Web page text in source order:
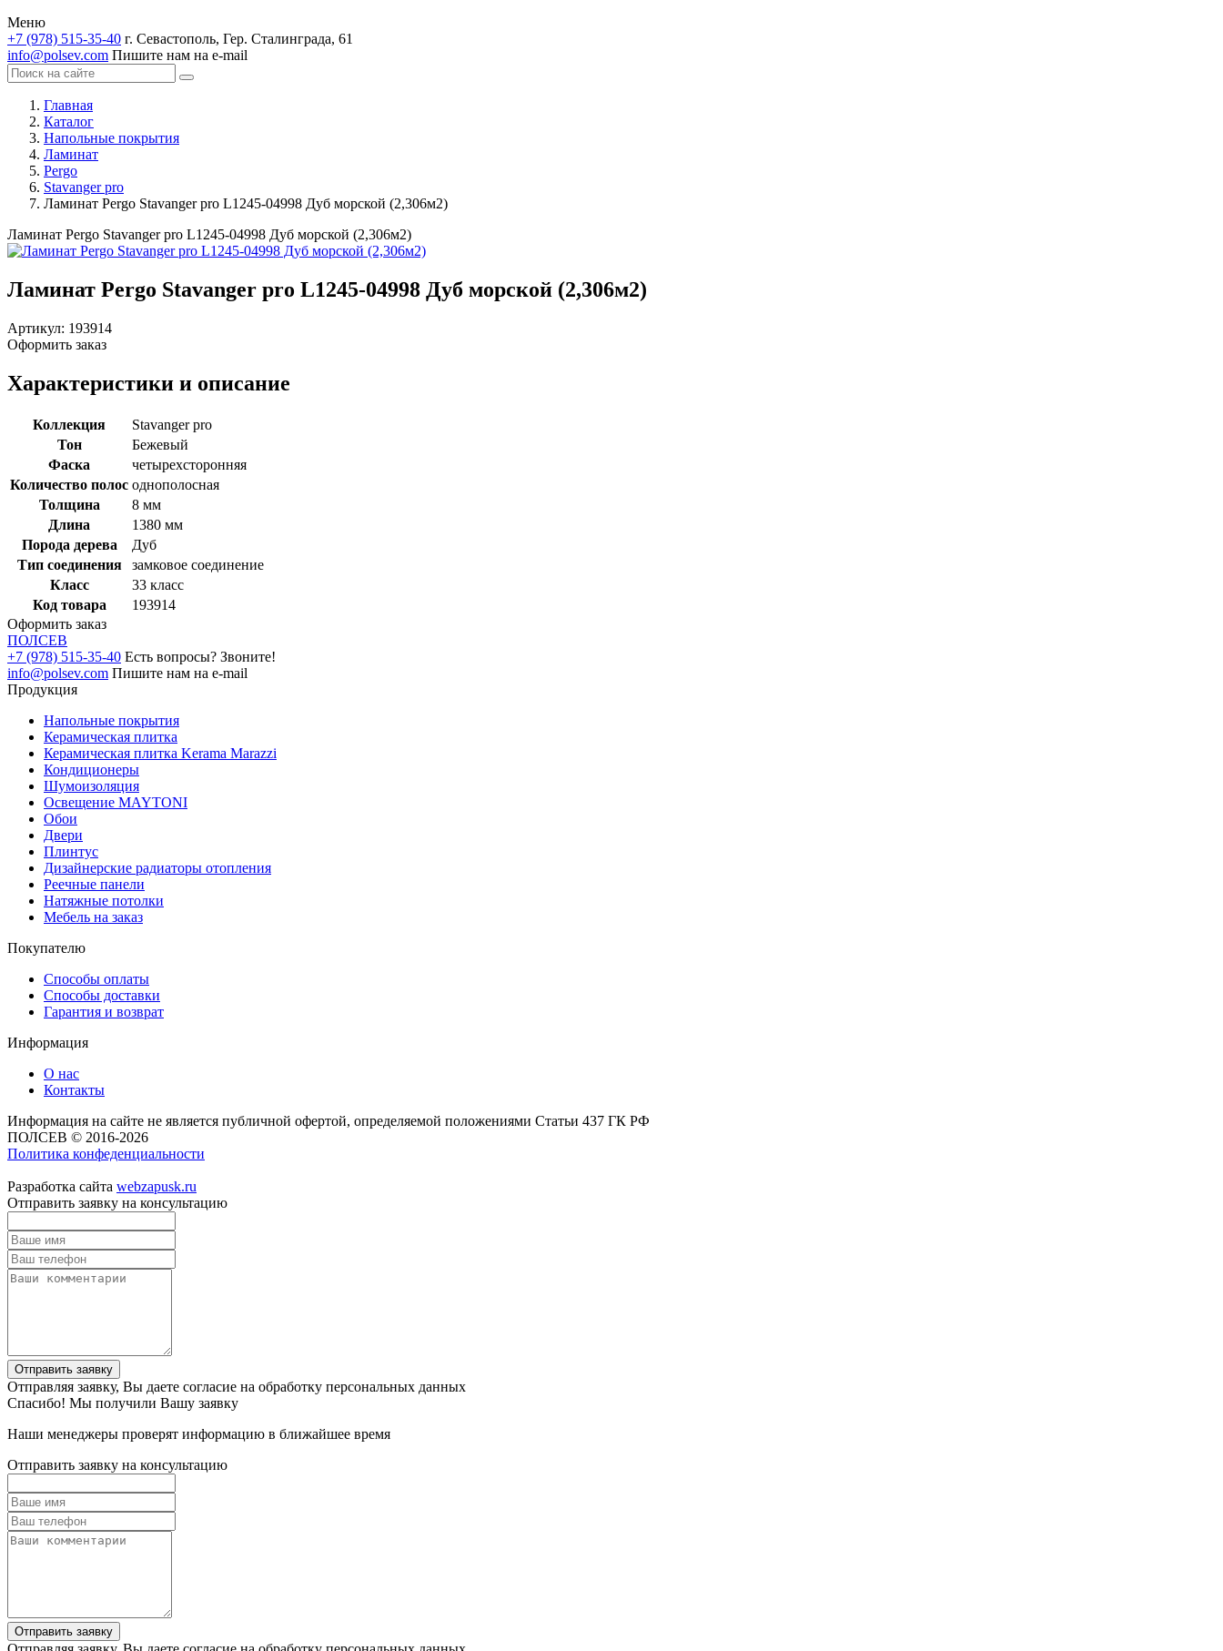
Меню
+7 (978) 515-35-40 г. Севастополь, Гер. Сталинграда, 61
info@polsev.com Пишите нам на e-mail
Главная
Каталог
Напольные покрытия
Ламинат
Pergo
Stavanger pro
Ламинат Pergo Stavanger pro L1245-04998 Дуб морской (2,306м2)
Ламинат Pergo Stavanger pro L1245-04998 Дуб морской (2,306м2)
Ламинат Pergo Stavanger pro L1245-04998 Дуб морской (2,306м2)
Артикул: 193914
Оформить заказ
Характеристики и описание
Коллекция
Stavanger pro
Тон
Бежевый
Фаска
четырехсторонняя
Количество полос однополосная
Толщина
8 мм
Длина
1380 мм
Порода дерева
Дуб
Тип соединения
замковое соединение
Класс
33 класс
Код товара
193914
Оформить заказ
ПОЛСЕВ
+7 (978) 515-35-40 Есть вопросы? Звоните!
info@polsev.com Пишите нам на e-mail
Продукция
Напольные покрытия
Керамическая плитка
Керамическая плитка Kerama Marazzi
Кондиционеры
Шумоизоляция
Освещение MAYTONI
Обои
Двери
Плинтус
Дизайнерские радиаторы отопления
Реечные панели
Натяжные потолки
Мебель на заказ
Покупателю
Способы оплаты
Способы доставки
Гарантия и возврат
Информация
О нас
Контакты
Информация на сайте не является публичной офертой, определяемой положениями Статьи 437 ГК РФ
ПОЛСЕВ © 2016-2026
Политика конфеденциальности
Разработка сайта webzapusk.ru
Отправить заявку на консультацию
Отправить заявку
Отправляя заявку, Вы даете согласие на обработку персональных данных
Спасибо! Мы получили Вашу заявку
Наши менеджеры проверят информацию в ближайшее время
Отправить заявку на консультацию
Отправить заявку